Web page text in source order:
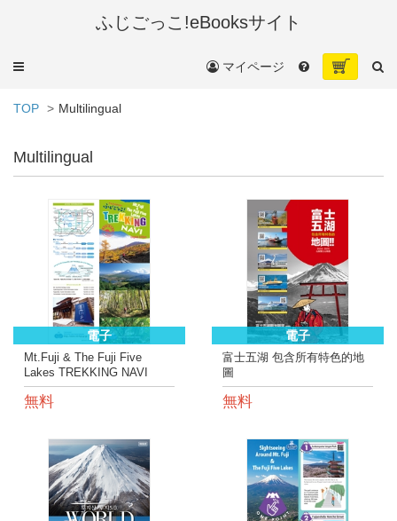
ふじごっこ!eBooksサイト
メ
ュ
マイページ
TOP Multilingual
Multilingual
電子
Mt.Fuji & The Fuji Five
Lakes TREKKING NAVI
無料
電子
富士五湖 包含所有特色的地
圖
無料